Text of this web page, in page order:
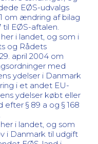
EØS-udvalgs
om ændring af bilag
til EØS-aftalen.
i landet, og som i
og Rådets
april 2004 om
med
ydelser i Danmark
i et andet EU-
ydelser købt eller
§ 89 a og § 168
i landet, og som
i Danmark til udgift